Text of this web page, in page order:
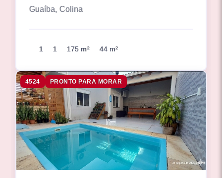
Guaíba, Colina
1 1 175 m² 44 m²
4524 PRONTO PARA MORAR